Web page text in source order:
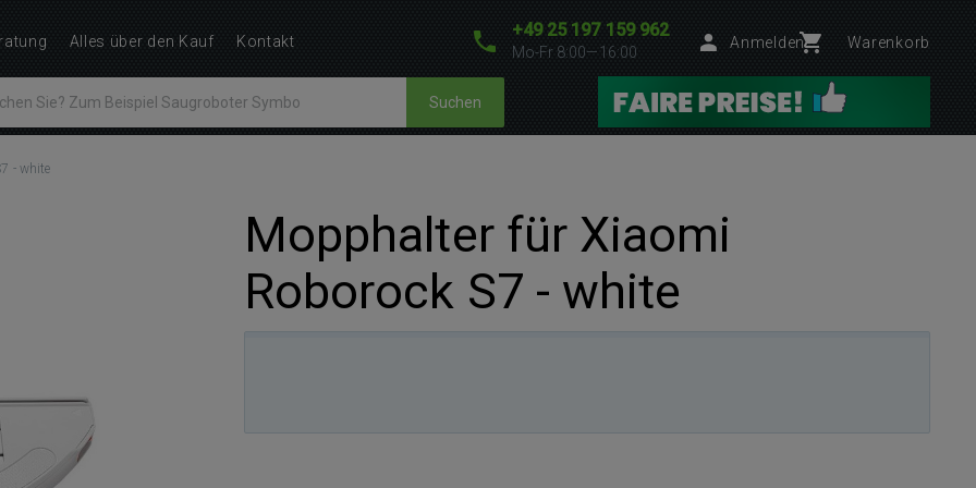
+49 25 197 159 962
Mo-Fr 8:00—16:00
Anmelden Warenkorb
Suchen
- white
Mopphalter für Xiaomi
Roborock S7 - white
Alles über den Kauf Kontakt